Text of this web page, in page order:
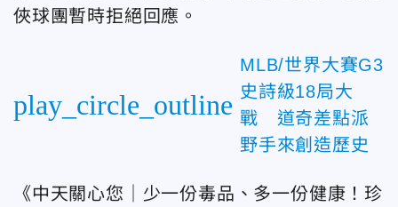
俠球團暫時拒絕回應。
play_circle_outline
MLB/世界大賽G3
史詩級18局大
戰 道奇差點派
野手來創造歷史
《中天關心您｜少一份毒品、多一份健康！珍